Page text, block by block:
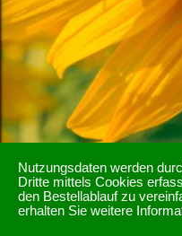
Nutzungsdaten werden
Dritte mittels Cookies
den Bestellablauf zu
erhalten Sie weitere